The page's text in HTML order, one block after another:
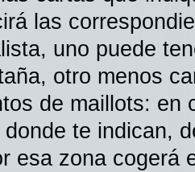
las
uno puede
otro menos
de maillots: en
donde te indican,
esa zona cogerá